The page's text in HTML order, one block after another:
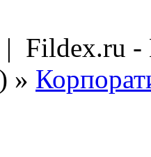
| Fildex.ru -
»